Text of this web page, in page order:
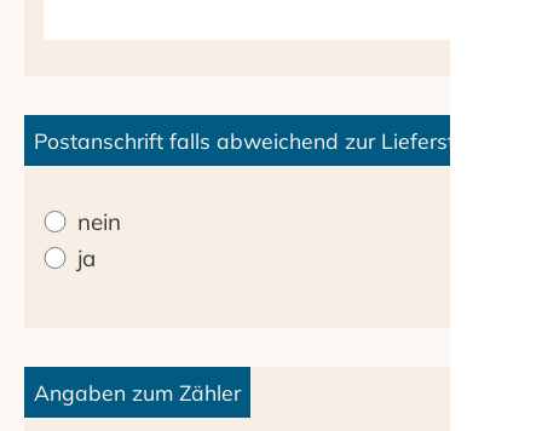
Postanschrift falls abweichend zur Lieferstelle
nein
ja
Angaben zum Zähler